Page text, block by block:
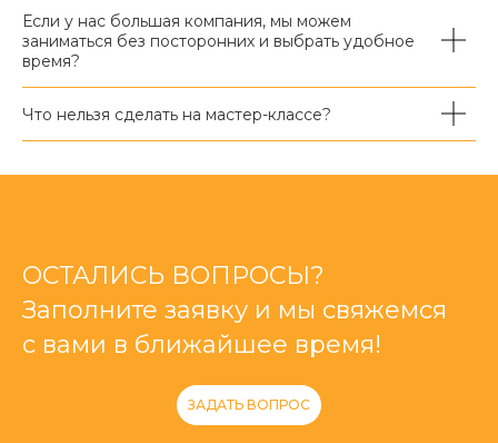
Если у нас большая компания, мы можем
заниматься без посторонних и выбрать удобное
время?
Что нельзя сделать на мастер-классе?
ОСТАЛИСЬ ВОПРОСЫ?
Заполните заявку и мы свяжемся
с вами в ближайшее время!
ЗАДАТЬ ВОПРОС